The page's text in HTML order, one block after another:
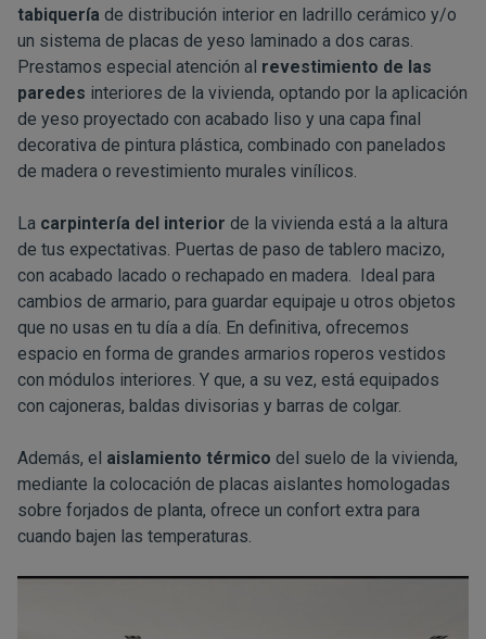
tabiquería de distribución interior en ladrillo cerámico y/o
un sistema de placas de yeso laminado a dos caras.
Prestamos especial atención al revestimiento de las
paredes interiores de la vivienda, optando por la aplicación
de yeso proyectado con acabado liso y una capa final
decorativa de pintura plástica, combinado con panelados
de madera o revestimiento murales vinílicos.
La carpintería del interior de la vivienda está a la altura
de tus expectativas. Puertas de paso de tablero macizo,
con acabado lacado o rechapado en madera. Ideal para
cambios de armario, para guardar equipaje u otros objetos
que no usas en tu día a día. En definitiva, ofrecemos
espacio en forma de grandes armarios roperos vestidos
con módulos interiores. Y que, a su vez, está equipados
con cajoneras, baldas divisorias y barras de colgar.
Además, el aislamiento térmico del suelo de la vivienda,
mediante la colocación de placas aislantes homologadas
sobre forjados de planta, ofrece un confort extra para
cuando bajen las temperaturas.